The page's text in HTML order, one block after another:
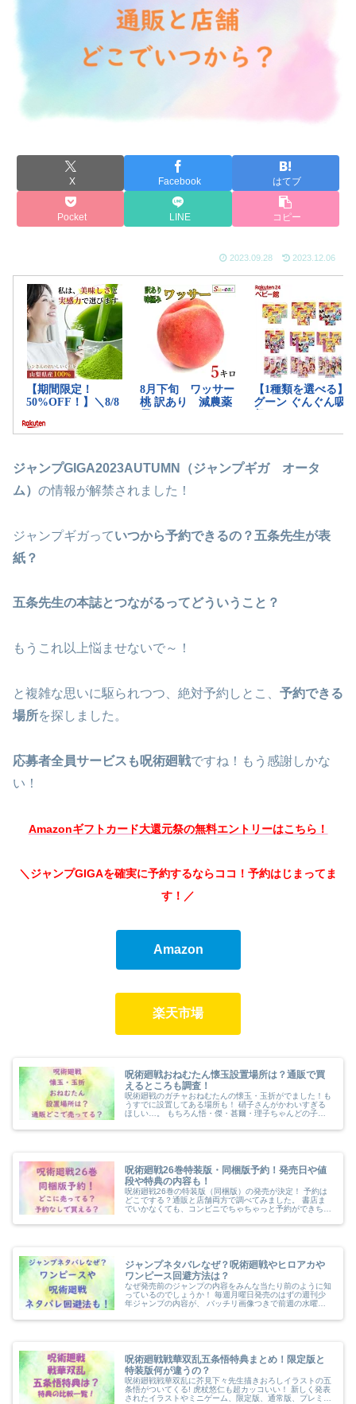
X Facebook はてブ
Pocket LINE コピー
2023.09.28 2023.12.06
ジャンプGIGA2023AUTUMN（ジャンプギガ オータ
ム） の情報が解禁されました！
ジャンプギガっていつから予約できるの？五条先生が表
紙？
五条先生の本誌とつながるってどういうこと？
もうこれ以上悩ませないで～！
と複雑な思いに駆られつつ、絶対予約しとこ、 予約できる
場所を探しました。
応募者全員サービスも呪術廻戦ですね！もう感謝しかな
い！
Amazonギフトカード大還元祭の無料エントリーはこちら！
＼ジャンプGIGAを確実に予約するならココ！予約はじまってま
す！ ／
Amazon
楽天市場
呪術廻戦おねむたん懐玉設置場所は？通販で買
えるところも調査！
呪術廻戦のガチャおねむたんの懐玉・玉折がでました！も
うすでに設置してある場所も！ 硝子さんがかわいすぎる
ほしい…。 もちろん悟・傑・甚爾・理子ちゃんどの子が
ね呪術廻戦…。 本誌とアニメとで...
呪術廻戦26巻特装版・同梱版予約！発売日や値
段や特典の内容も！
呪術廻戦26巻の特装版（同梱版）の発売が決定！ 予約は
どこでする？通販と店舗両方で調べてみました。 書店ま
でいかなくても、コンビニでちゃちゃっと予約ができちゃ
ついてくるのかも調査！ 発売は...
ジャンプネタバレなぜ？呪術廻戦やヒロアカや
ワンピース回避方法は？
なぜ発売前のジャンプの内容をみんな当たり前のように知
っているのでしょうか！ 毎週月曜日発売のはずの週刊少
年ジャンプの内容が、 バッチリ画像つきで前週の水曜日
術廻戦五条悟復活とかヒロアカのオ...
呪術廻戦戦華双乱五条悟特典まとめ！限定版と
特装版何が違うの？
呪術廻戦戦華双乱に芥見下々先生描きおろしイラストの五
条悟がついてくる! 虎杖悠仁も超カッコいい！ 新しく発表
されたイラストやミニゲーム、限定版、通常版、プレミア